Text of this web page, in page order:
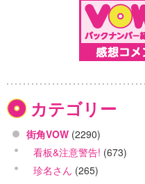
カテゴリー
街角VOW (2290)
看板&注意警告! (673)
珍名さん (265)